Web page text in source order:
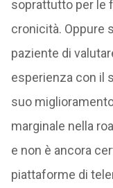
soprattutto per le
cronicità. Oppure
paziente di
esperienza con il
suo
marginale nella
e non è ancora
piattaforme di